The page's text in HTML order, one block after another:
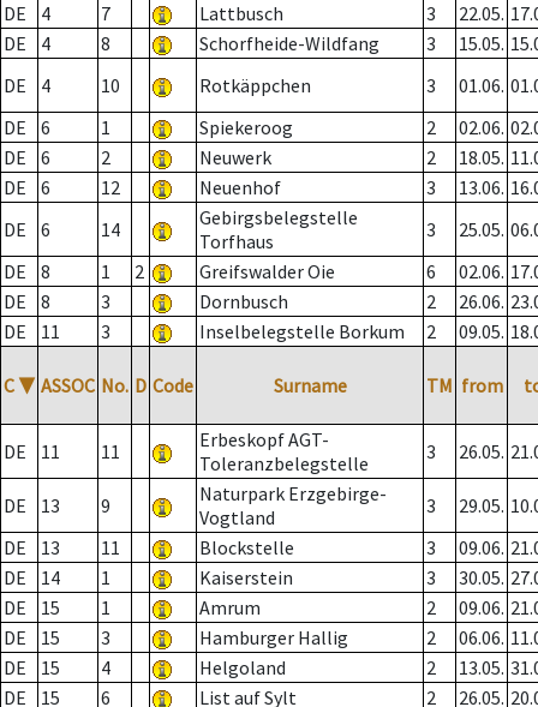
DE
4 7 Lattbusch 3 22.05.
DE
4 8 Schorfheide-Wildfang 3 15.05.
DE
4 10 Rotkäppchen 3 01.06.
DE
6 1 Spiekeroog 2 02.06.
DE
6 2 Neuwerk 2 18.05.
DE
6 12 Neuenhof 3 13.06.
DE
6 14
Gebirgsbelegstelle
Torfhaus
3 25.05.
DE
8 1 2 Greifswalder Oie 6 02.06.
DE
8 3 Dornbusch 2 26.06.
DE
11 3 Inselbelegstelle Borkum 2 09.05.
C ▼ ASSOC No. D Code Surname TM from
DE 11 11
Erbeskopf AGT-
Toleranzbelegstelle
3 26.05.
DE 13 9
Naturpark Erzgebirge-
Vogtland
3 29.05.
DE
13 11 Blockstelle 3 09.06.
DE
14 1 Kaiserstein 3 30.05.
DE
15 1 Amrum 2 09.06.
DE
15 3 Hamburger Hallig 2 06.06.
DE
15 4 Helgoland 2 13.05.
DE
15 6 List auf Sylt 2 26.05.